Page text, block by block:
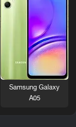
Samsung Galaxy
A05